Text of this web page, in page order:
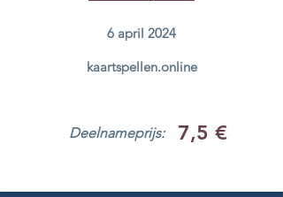
6 april 2024
kaartspellen.online
Deelnameprijs: 7,5 €